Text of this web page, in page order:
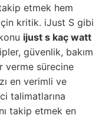
etmek hem
kritik. iJust S gibi
ijust s kaç watt
güvenlik, bakım
verme sürecine
en verimli ve
talimatlarına
takip etmek en